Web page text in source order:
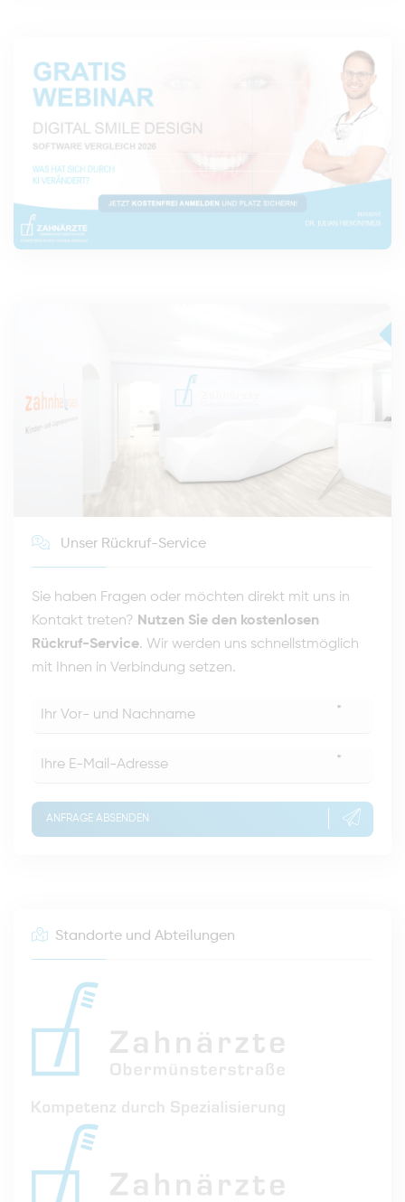
Unser Rückruf-Service
Sie haben Fragen oder möchten direkt mit uns in
Kontakt treten? Nutzen Sie den kostenlosen
Rückruf-Service. Wir werden uns schnellstmöglich
mit Ihnen in Verbindung setzen.
*
*
ANFRAGE ABSENDEN
Standorte und Abteilungen